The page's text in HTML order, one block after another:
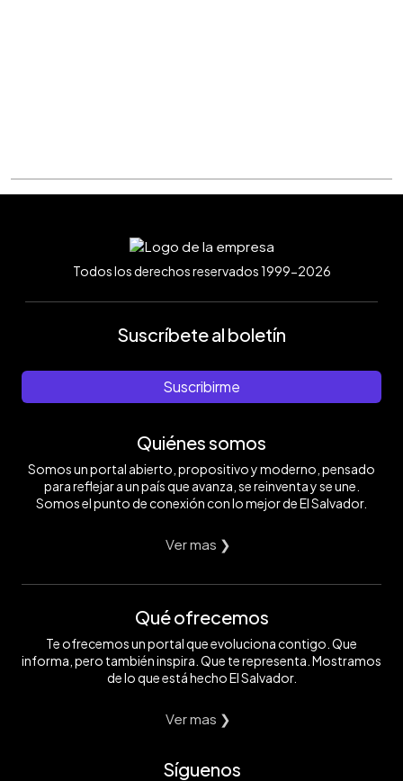
Todos los derechos reservados 1999-2026
Suscríbete al boletín
Suscribirme
Quiénes somos
Somos un portal abierto, propositivo y moderno, pensado
para reflejar a un país que avanza, se reinventa y se une.
Somos el punto de conexión con lo mejor de El Salvador.
Ver mas ❯
Qué ofrecemos
Te ofrecemos un portal que evoluciona contigo. Que
informa, pero también inspira. Que te representa. Mostramos
de lo que está hecho El Salvador.
Ver mas ❯
Síguenos